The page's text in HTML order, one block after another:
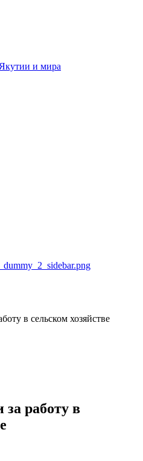
и мира
в сельском хозяйстве
работу в